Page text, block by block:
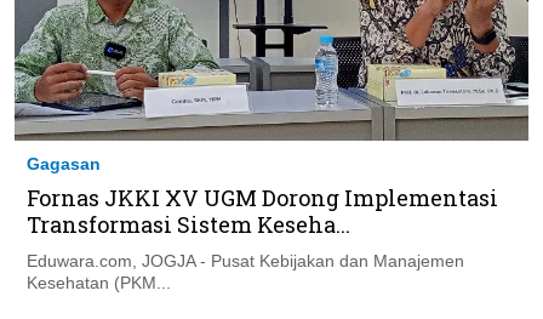
Gagasan
Fornas JKKI XV UGM Dorong Implementasi
Transformasi Sistem Keseha...
Eduwara.com, JOGJA - Pusat Kebijakan dan Manajemen
Kesehatan (PKM...